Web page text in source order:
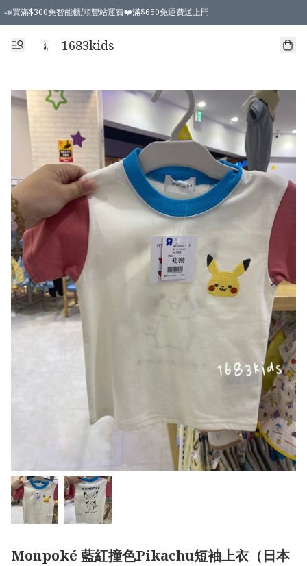
📣買滿$300免智能櫃/順豐站運費❤️滿$650免運費送上門
📣買滿$300免智能櫃/順豐站運費❤️滿$650免運費送上門
1683kids
Monpoké 藍紅撞色Pikachu短袖上衣（日本